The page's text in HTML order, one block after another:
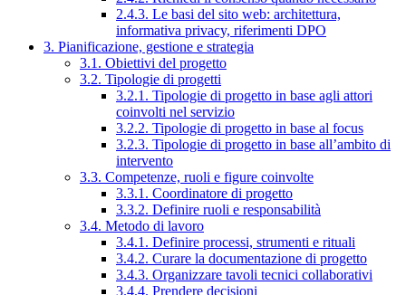
2.4.3. Le basi del sito web: architettura,
informativa privacy, riferimenti DPO
3. Pianificazione, gestione e strategia
3.1. Obiettivi del progetto
3.2. Tipologie di progetti
3.2.1. Tipologie di progetto in base agli attori
coinvolti nel servizio
3.2.2. Tipologie di progetto in base al focus
3.2.3. Tipologie di progetto in base all’ambito di
intervento
3.3. Competenze, ruoli e figure coinvolte
3.3.1. Coordinatore di progetto
3.3.2. Definire ruoli e responsabilità
3.4. Metodo di lavoro
3.4.1. Definire processi, strumenti e rituali
3.4.2. Curare la documentazione di progetto
3.4.3. Organizzare tavoli tecnici collaborativi
3.4.4. Prendere decisioni